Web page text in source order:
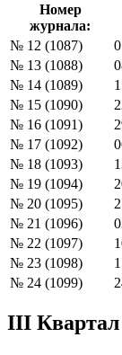
Номер
журнала:
№ 12 (1087)
№ 13 (1088)
№ 14 (1089)
№ 15 (1090)
№ 16 (1091)
№ 17 (1092)
№ 18 (1093)
№ 19 (1094)
№ 20 (1095)
№ 21 (1096)
№ 22 (1097)
№ 23 (1098)
№ 24 (1099)
III Квартал